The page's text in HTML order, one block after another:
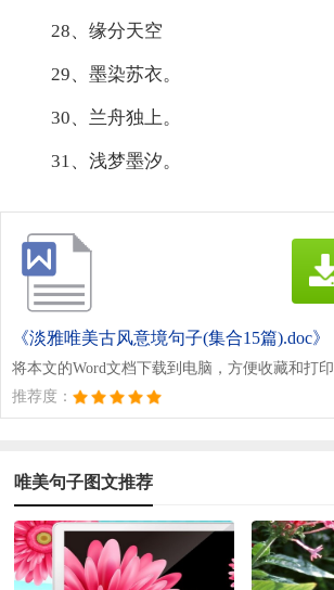
28、缘分天空
29、墨染苏衣。
30、兰舟独上。
31、浅梦墨汐。
《淡雅唯美古风意境句子(集合15篇).doc》
将本文的Word文档下载到电脑，方便收藏和打印
推荐度：
唯美句子图文推荐